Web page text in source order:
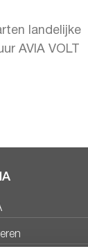
landelijke
AVIA VOLT